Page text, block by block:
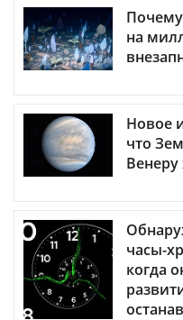
на
Новое
что
часы-
когда